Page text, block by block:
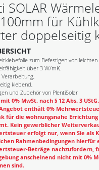
SOLAR
für
doppelseitig
zum Befestigen von leichten
über 3 W/mK,
Verarbeitung,
klebend,
und Zubehör von PlentiSolar
0% MwSt. nach § 12 Abs. 3 UStG.
enthält 0%
für die wohnungsnahe
Kein gewerblicher
erfolgt nur, wenn Sie als
Rahmenbedingungen
Beträge nachzufordern,
anscheinend nicht mit 0%
sind.